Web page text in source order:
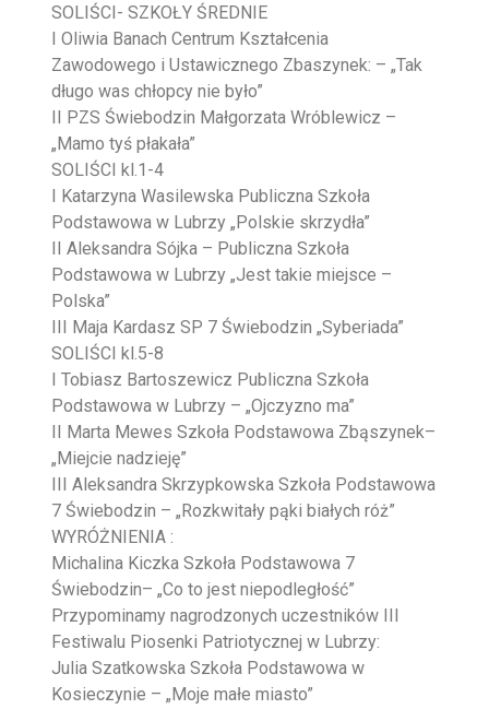
SOLIŚCI- SZKOŁY ŚREDNIE
I Oliwia Banach Centrum Kształcenia
Zawodowego i Ustawicznego Zbaszynek: – „Tak
długo was chłopcy nie było”
II PZS Świebodzin Małgorzata Wróblewicz –
„Mamo tyś płakała”
SOLIŚCI kl.1-4
I Katarzyna Wasilewska Publiczna Szkoła
Podstawowa w Lubrzy „Polskie skrzydła”
II Aleksandra Sójka – Publiczna Szkoła
Podstawowa w Lubrzy „Jest takie miejsce –
Polska”
III Maja Kardasz SP 7 Świebodzin „Syberiada”
SOLIŚCI kl.5-8
I Tobiasz Bartoszewicz Publiczna Szkoła
Podstawowa w Lubrzy – „Ojczyzno ma”
II Marta Mewes Szkoła Podstawowa Zbąszynek–
„Miejcie nadzieję”
III Aleksandra Skrzypkowska Szkoła Podstawowa
7 Świebodzin – „Rozkwitały pąki białych róż”
WYRÓŻNIENIA :
Michalina Kiczka Szkoła Podstawowa 7
Świebodzin– „Co to jest niepodległość”
Przypominamy nagrodzonych uczestników III
Festiwalu Piosenki Patriotycznej w Lubrzy:
Julia Szatkowska Szkoła Podstawowa w
Kosieczynie – „Moje małe miasto”